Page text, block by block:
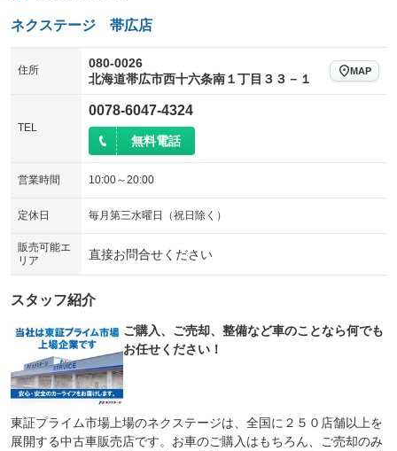
ネクステージ 帯広店
住所
080-0026
北海道帯広市西十六条南１丁目３３－１
MAP
TEL
0078-6047-4324
無料電話
営業時間 10:00～20:00
定休日 毎月第三水曜日（祝日除く）
販売可能エ
リア
直接お問合せください
スタッフ紹介
ご購入、ご売却、整備など車のことなら何でも
お任せください！
東証プライム市場上場のネクステージは、全国に２５０店舗以上を
展開する中古車販売店です。お車のご購入はもちろん、ご売却のみ